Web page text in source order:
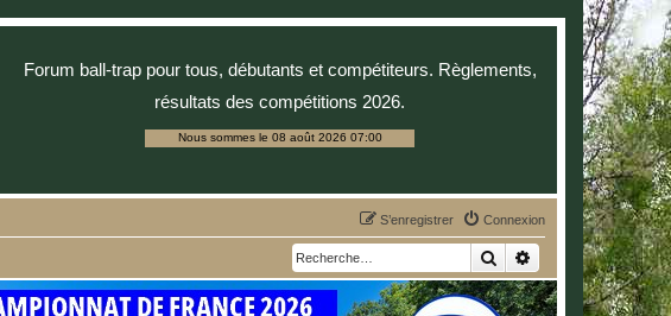
Forum ball-trap pour tous, débutants et compétiteurs. Règlements,
résultats des compétitions 2026.
Nous sommes le 08 août 2026 07:00
Connexion
S’enregistrer
RechercherRecherche avancée